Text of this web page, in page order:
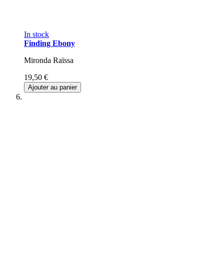
In stock
Finding Ebony
Mironda Raïssa
19,50 €
Ajouter au panier